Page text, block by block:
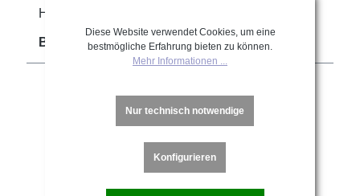
HUWIL Glastürschloss Typ 0690 - GL
Bewertungen
Diese Website verwendet Cookies, um eine
bestmögliche Erfahrung bieten zu können.
Mehr Informationen ...
Nur technisch notwendige
Konfigurieren